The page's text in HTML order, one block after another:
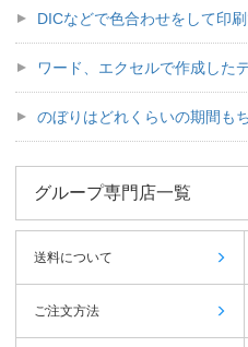
DICなどで色合わせをして印
ワード、エクセルで作成した
のぼりはどれくらいの期間も
グループ専門店一覧
送料について
ご注文方法